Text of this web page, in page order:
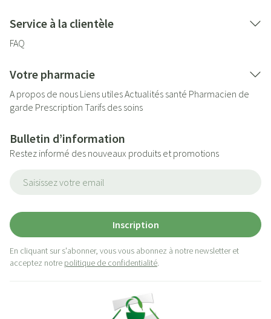
Service à la clientèle
FAQ
Votre pharmacie
A propos de nous Liens utilesActualités santé Pharmacien de
garde Prescription Tarifs des soins
Bulletin d’information
Restez informé des nouveaux produits et promotions
Inscription
En cliquant sur s'abonner, vous vous abonnez à notre newsletter et
acceptez notre politique de confidentialité.